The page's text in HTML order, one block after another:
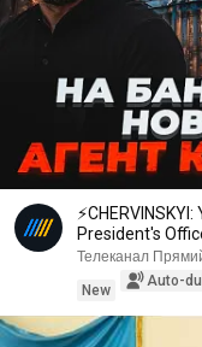
President's
Телеканал
New
Auto-